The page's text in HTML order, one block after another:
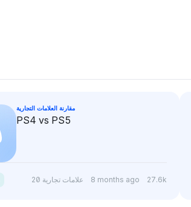
مقارنة العلامات التجارية
PS4 vs PS5
20 علامات تجارية 8 months ago 27.6k